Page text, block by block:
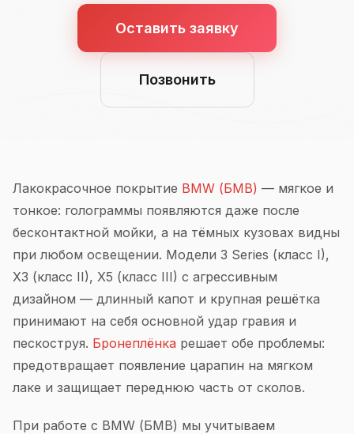
Оставить заявку
Позвонить
Лакокрасочное покрытие BMW (БМВ) — мягкое и
тонкое: голограммы появляются даже после
бесконтактной мойки, а на тёмных кузовах видны
при любом освещении. Модели 3 Series (класс I),
X3 (класс II), X5 (класс III) с агрессивным
дизайном — длинный капот и крупная решётка
принимают на себя основной удар гравия и
пескоструя. Бронеплёнка решает обе проблемы:
предотвращает появление царапин на мягком
лаке и защищает переднюю часть от сколов.
При работе с BMW (БМВ) мы учитываем